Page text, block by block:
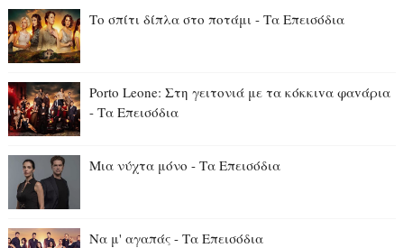
Το σπίτι δίπλα στο ποτάμι - Τα Επεισόδια
Porto Leone: Στη γειτονιά με τα κόκκιvα φαvάρια
- Τα Επεισόδια
Μια νύχτα μόνο - Τα Επεισόδια
Να μ' αγαπάς - Τα Επεισόδια